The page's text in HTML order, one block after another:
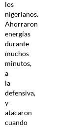
los
nigerianos.
Ahorraron
energías
durante
muchos
minutos,
a
la
defensiva,
y
atacaron
cuando